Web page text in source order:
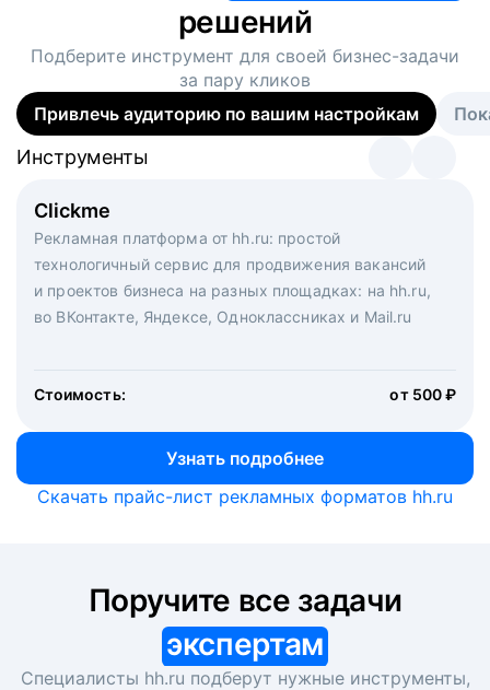
решений
Подберите инструмент для своей бизнес-задачи
за пару кликов
Привлечь аудиторию по вашим настройкам
Clickme
Рекламная платформа от hh.ru: простой
технологичный сервис для продвижения вакансий
и проектов бизнеса на разных площадках: на hh.ru,
во ВКонтакте, Яндексе, Одноклассниках и Mail.ru
Стоимость: от 500 ₽
Узнать подробнее
Инструменты
Вакансия дня
Рекламный формат для вакансий на главной странице
hh.ru. Увеличивает количество откликов
Инструменты
Массовый подбор под ключ. Решите, сколько
кандидатов и когда вам нужно, и за дело возьмутся
маркетологи, рекрутеры и проектные менеджеры
hh.ru с целым набором digital-инструментов
Инструменты
Скачать прайс-лист рекламных форматов hh.ru
экспертам
Специалисты hh.ru подберут нужные инструменты,